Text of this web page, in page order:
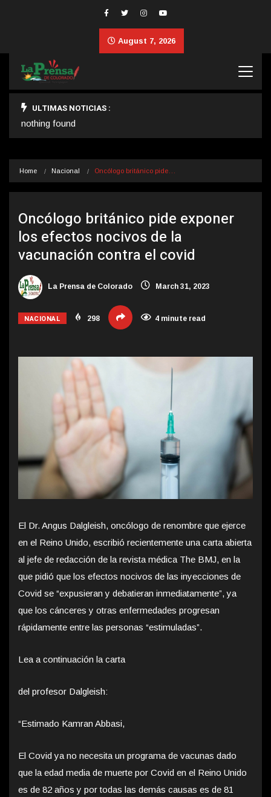
August 7, 2026
ULTIMAS NOTICIAS :
nothing found
Home Nacional Oncólogo británico pide…
Oncólogo británico pide exponer
los efectos nocivos de la
vacunación contra el covid
La Prensa de Colorado March 31, 2023
NACIONAL 298 4 minute read
El Dr. Angus Dalgleish, oncólogo de renombre que ejerce
en el Reino Unido, escribió recientemente una carta abierta
al jefe de redacción de la revista médica The BMJ, en la
que pidió que los efectos nocivos de las inyecciones de
Covid se “expusieran y debatieran inmediatamente”, ya
que los cánceres y otras enfermedades progresan
rápidamente entre las personas “estimuladas”.
Lea a continuación la carta
del profesor Dalgleish:
“Estimado Kamran Abbasi,
El Covid ya no necesita un programa de vacunas dado
que la edad media de muerte por Covid en el Reino Unido
es de 82 años y por todas las demás causas es de 81